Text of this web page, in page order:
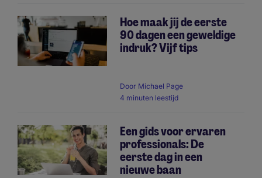
Hoe maak jij de eerste
90 dagen een geweldige
indruk? Vijf tips
Door Michael Page
4 minuten leestijd
Een gids voor ervaren
professionals: De
eerste dag in een
nieuwe baan